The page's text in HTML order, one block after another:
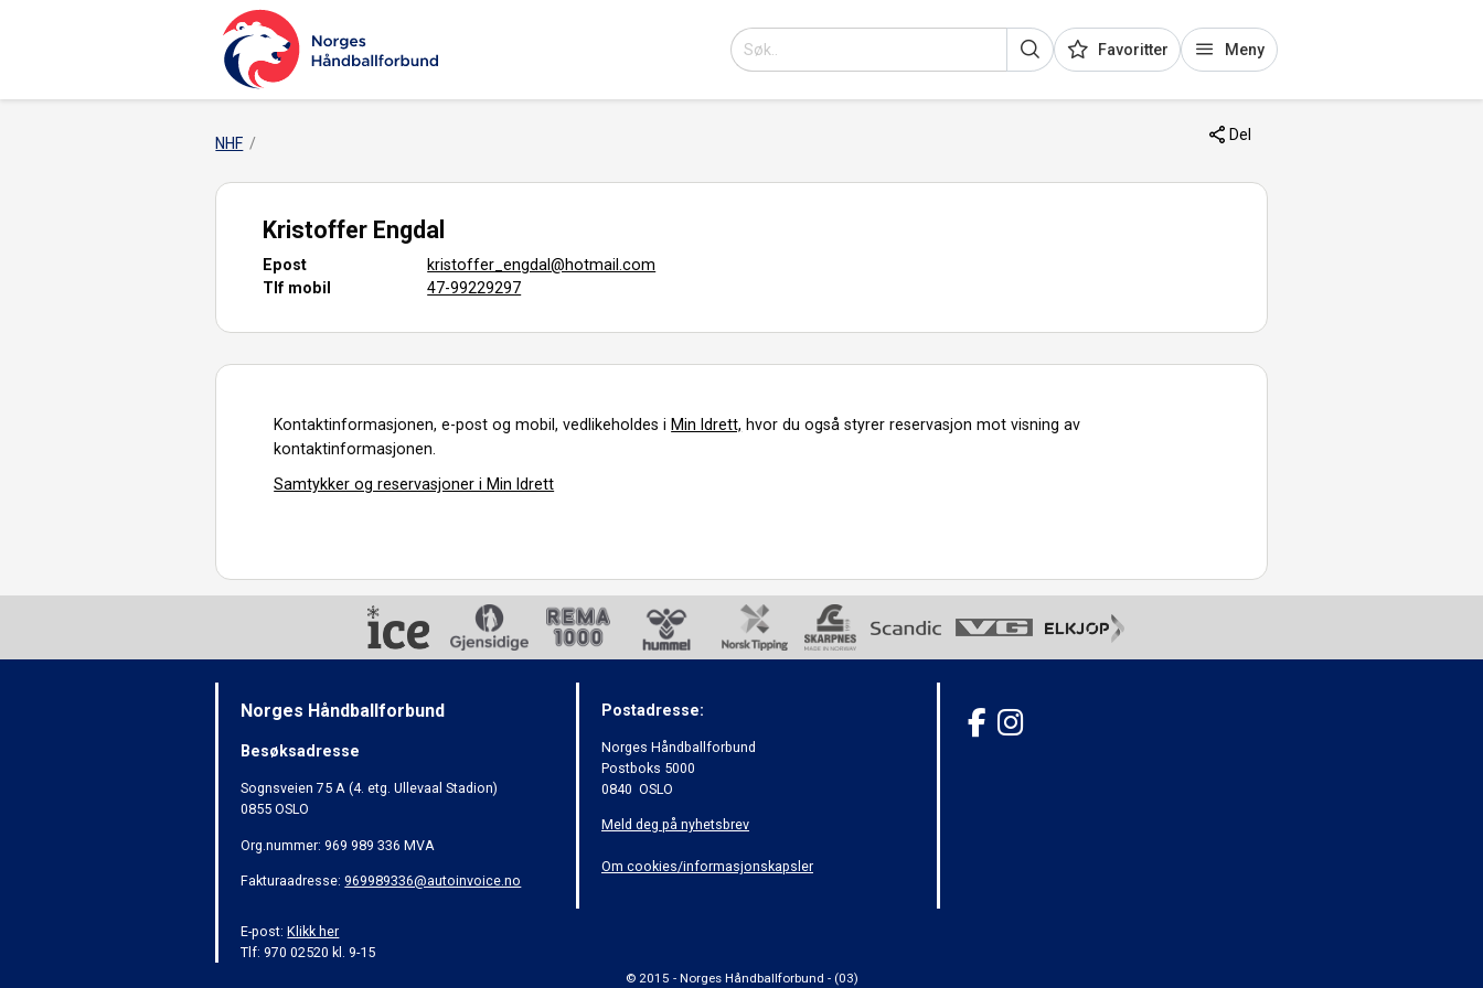
Favoritter Meny
NHF Del
Kristoffer Engdal
Epost
kristoffer_engdal@hotmail.com
Tlf mobil
47-99229297
Kontaktinformasjonen, e-post og mobil, vedlikeholdes i Min Idrett, hvor du også styrer reservasjon mot visning av
kontaktinformasjonen.
Samtykker og reservasjoner i Min Idrett
Norges Håndballforbund
Besøksadresse
Sognsveien 75 A (4. etg. Ullevaal Stadion)
0855 OSLO
Org.nummer: 969 989 336 MVA
Fakturaadresse:969989336@autoinvoice.no
E-post:Klikk her
Tlf: 970 02520 kl. 9-15
Postadresse:
Norges Håndballforbund
Postboks 5000
0840 OSLO
Meld deg på nyhetsbrev
Om cookies/informasjonskapsler
© 2015 - Norges Håndballforbund - (03)